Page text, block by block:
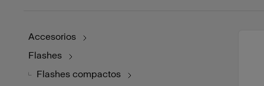
Accesorios
Flashes
Flashes compactos